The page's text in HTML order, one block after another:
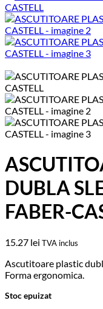
DUBLA
FABER-
15.27 lei TVA inclus
Ascutitoare plastic
Forma ergonomica.
Stoc epuizat